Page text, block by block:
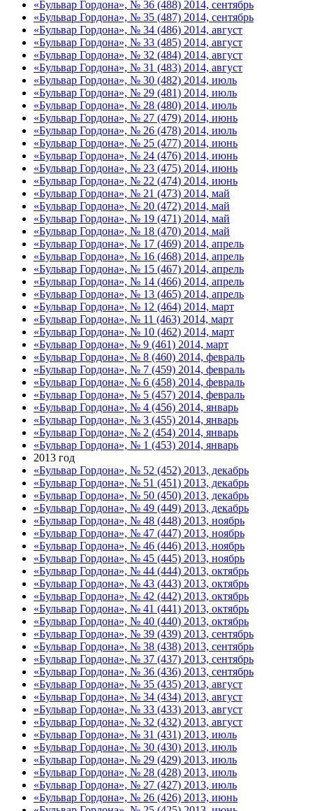
«Бульвар Гордона», № 36 (488) 2014, сентябрь
«Бульвар Гордона», № 35 (487) 2014, сентябрь
«Бульвар Гордона», № 34 (486) 2014, август
«Бульвар Гордона», № 33 (485) 2014, август
«Бульвар Гордона», № 32 (484) 2014, август
«Бульвар Гордона», № 31 (483) 2014, август
«Бульвар Гордона», № 30 (482) 2014, июль
«Бульвар Гордона», № 29 (481) 2014, июль
«Бульвар Гордона», № 28 (480) 2014, июль
«Бульвар Гордона», № 27 (479) 2014, июнь
«Бульвар Гордона», № 26 (478) 2014, июль
«Бульвар Гордона», № 25 (477) 2014, июнь
«Бульвар Гордона», № 24 (476) 2014, июнь
«Бульвар Гордона», № 23 (475) 2014, июнь
«Бульвар Гордона», № 22 (474) 2014, июнь
«Бульвар Гордона», № 21 (473) 2014, май
«Бульвар Гордона», № 20 (472) 2014, май
«Бульвар Гордона», № 19 (471) 2014, май
«Бульвар Гордона», № 18 (470) 2014, май
«Бульвар Гордона», № 17 (469) 2014, апрель
«Бульвар Гордона», № 16 (468) 2014, апрель
«Бульвар Гордона», № 15 (467) 2014, апрель
«Бульвар Гордона», № 14 (466) 2014, апрель
«Бульвар Гордона», № 13 (465) 2014, апрель
«Бульвар Гордона», № 12 (464) 2014, март
«Бульвар Гордона», № 11 (463) 2014, март
«Бульвар Гордона», № 10 (462) 2014, март
«Бульвар Гордона», № 9 (461) 2014, март
«Бульвар Гордона», № 8 (460) 2014, февраль
«Бульвар Гордона», № 7 (459) 2014, февраль
«Бульвар Гордона», № 6 (458) 2014, февраль
«Бульвар Гордона», № 5 (457) 2014, февраль
«Бульвар Гордона», № 4 (456) 2014, январь
«Бульвар Гордона», № 3 (455) 2014, январь
«Бульвар Гордона», № 2 (454) 2014, январь
«Бульвар Гордона», № 1 (453) 2014, январь
2013 год
«Бульвар Гордона», № 52 (452) 2013, декабрь
«Бульвар Гордона», № 51 (451) 2013, декабрь
«Бульвар Гордона», № 50 (450) 2013, декабрь
«Бульвар Гордона», № 49 (449) 2013, декабрь
«Бульвар Гордона», № 48 (448) 2013, ноябрь
«Бульвар Гордона», № 47 (447) 2013, ноябрь
«Бульвар Гордона», № 46 (446) 2013, ноябрь
«Бульвар Гордона», № 45 (445) 2013, ноябрь
«Бульвар Гордона», № 44 (444) 2013, октябрь
«Бульвар Гордона», № 43 (443) 2013, октябрь
«Бульвар Гордона», № 42 (442) 2013, октябрь
«Бульвар Гордона», № 41 (441) 2013, октябрь
«Бульвар Гордона», № 40 (440) 2013, октябрь
«Бульвар Гордона», № 39 (439) 2013, сентябрь
«Бульвар Гордона», № 38 (438) 2013, сентябрь
«Бульвар Гордона», № 37 (437) 2013, сентябрь
«Бульвар Гордона», № 36 (436) 2013, сентябрь
«Бульвар Гордона», № 35 (435) 2013, август
«Бульвар Гордона», № 34 (434) 2013, август
«Бульвар Гордона», № 33 (433) 2013, август
«Бульвар Гордона», № 32 (432) 2013, август
«Бульвар Гордона», № 31 (431) 2013, июль
«Бульвар Гордона», № 30 (430) 2013, июль
«Бульвар Гордона», № 29 (429) 2013, июль
«Бульвар Гордона», № 28 (428) 2013, июль
«Бульвар Гордона», № 27 (427) 2013, июль
«Бульвар Гордона», № 26 (426) 2013, июнь